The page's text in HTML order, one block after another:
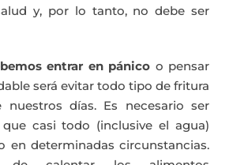
y, por lo tanto, no debe ser
entrar en pánico o pensar
será evitar todo tipo de fritura
días. Es necesario ser
casi todo (inclusive el agua)
en determinadas circunstancias.